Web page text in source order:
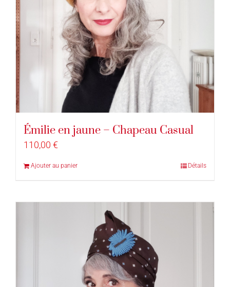
Émilie en jaune – Chapeau Casual
110,00 €
Ajouter au panier Détails